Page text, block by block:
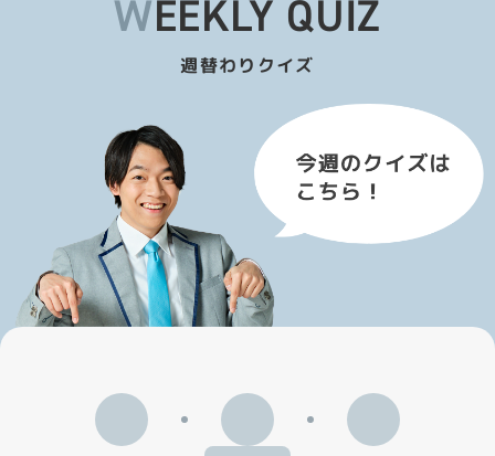
WEEKLY QUIZ
週替わりクイズ